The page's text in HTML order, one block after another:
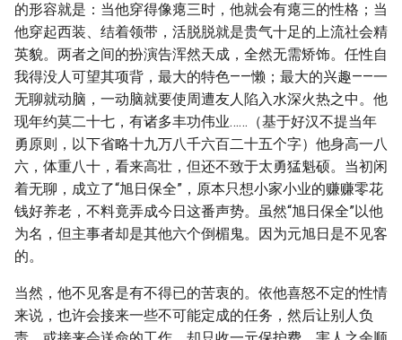
的形容就是：当他穿得像瘪三时，他就会有瘪三的性格；当
他穿起西装、结着领带，活脱脱就是贵气十足的上流社会精
英貌。两者之间的扮演告浑然天成，全然无需矫饰。任性自
我得没人可望其项背，最大的特色——懒；最大的兴趣——一
无聊就动脑，一动脑就要使周遭友人陷入水深火热之中。他
现年约莫二十七，有诸多丰功伟业……（基于好汉不提当年
勇原则，以下省略十九万八千六百二十五个字）他身高一八
六，体重八十，看来高壮，但还不致于太勇猛魁硕。当初闲
着无聊，成立了“旭日保全”，原本只想小家小业的赚赚零花
钱好养老，不料竟弄成今日这番声势。虽然“旭日保全”以他
为名，但主事者却是其他六个倒楣鬼。因为元旭日是不见客
的。
当然，他不见客是有不得已的苦衷的。依他喜怒不定的性情
来说，也许会接来一些不可能定成的任务，然后让别人负